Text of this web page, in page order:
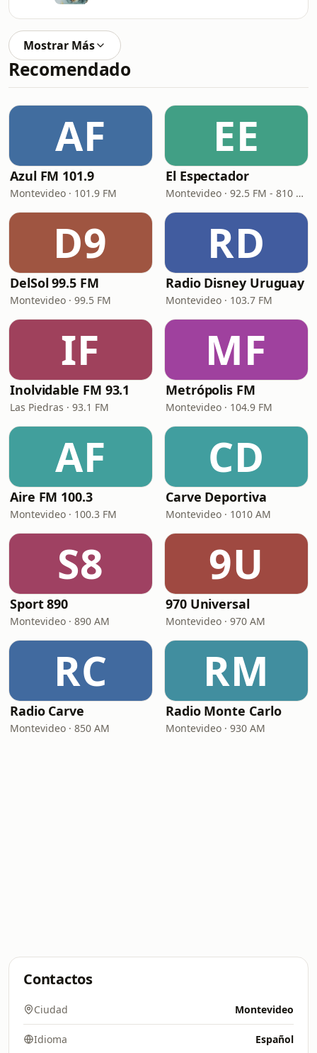
Mostrar Más
Recomendado
AF
Azul FM 101.9
Montevideo · 101.9 FM
EE
El Espectador
Montevideo · 92.5 FM - 810 AM
D9
DelSol 99.5 FM
Montevideo · 99.5 FM
RD
Radio Disney Uruguay
Montevideo · 103.7 FM
IF
Inolvidable FM 93.1
Las Piedras · 93.1 FM
MF
Metrópolis FM
Montevideo · 104.9 FM
AF
Aire FM 100.3
Montevideo · 100.3 FM
CD
Carve Deportiva
Montevideo · 1010 AM
S8
Sport 890
Montevideo · 890 AM
9U
970 Universal
Montevideo · 970 AM
RC
Radio Carve
Montevideo · 850 AM
RM
Radio Monte Carlo
Montevideo · 930 AM
Contactos
Ciudad Montevideo
Idioma Español